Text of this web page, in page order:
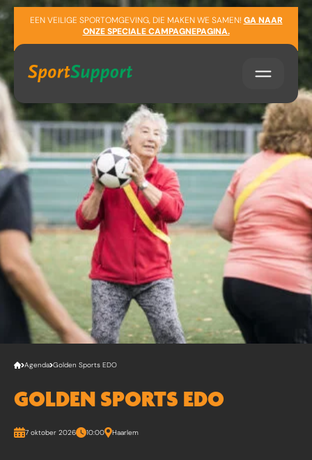
Sla navigatie over
EEN VEILIGE SPORTOMGEVING, DIE MAKEN WE SAMEN! GA NAAR
ONZE SPECIALE CAMPAGNEPAGINA.
Agenda Golden Sports EDO
GOLDEN SPORTS EDO
7 oktober 2026 10:00 Haarlem